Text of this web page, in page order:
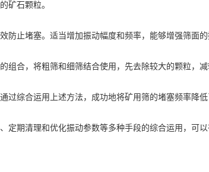
矿石颗粒。
止堵塞。适当增加振动幅度和频率，能够增强筛面的
合，将粗筛和细筛结合使用，先去除较大的颗粒，减
综合运用上述方法，成功地将矿用筛的堵塞频率降低
期清理和优化振动参数等多种手段的综合运用，可